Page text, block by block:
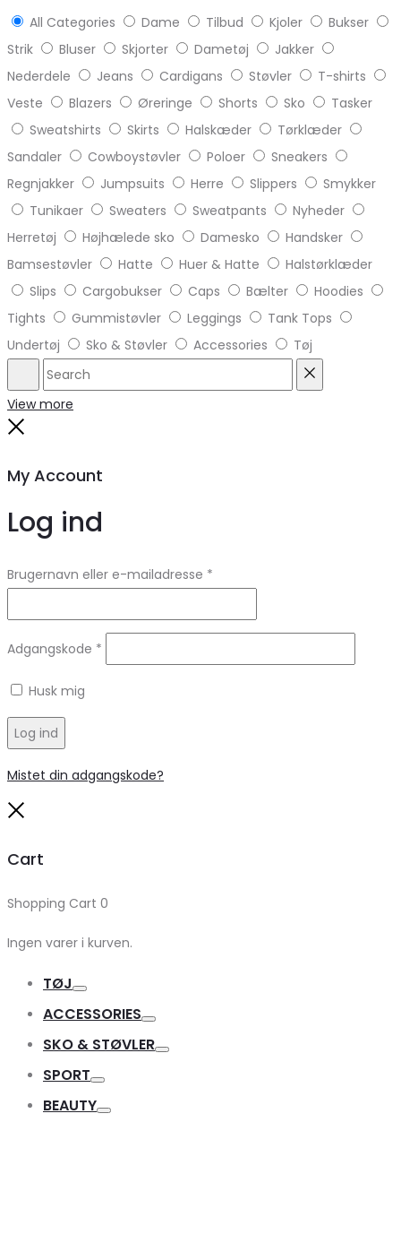
All Categories Dame Tilbud Kjoler
Bukser
Strik
Bluser Skjorter Dametøj
Jakker
Nederdele
Jeans Cardigans Støvler
T-shirts
Veste
Blazers Øreringe Shorts Sko
Tasker
Sweatshirts
Skirts Halskæder
Tørklæder
Sandaler
Cowboystøvler Poloer
Sneakers
Regnjakker
Jumpsuits Herre Slippers
Smykker
Tunikaer
Sweaters Sweatpants
Nyheder
Herretøj
Højhælede sko Damesko
Handsker
Bamsestøvler
Hatte Huer & Hatte
Halstørklæder
Slips
Cargobukser Caps Bælter
Hoodies
Tights
Gummistøvler Leggings
Tank Tops
Undertøj
Sko & Støvler Accessories Tøj
Search
View more
My Account
Log ind
Brugernavn eller e-mailadresse *
Adgangskode *
Husk mig
Log ind
Mistet din adgangskode?
Cart
Shopping Cart 0
Ingen varer i kurven.
TØJ
ACCESSORIES
SKO & STØVLER
SPORT
BEAUTY